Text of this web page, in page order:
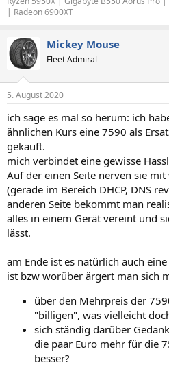
| Radeon 6900XT
Mickey Mouse
Fleet Admiral
5. August 2020
ich sage es mal so herum: ich
ähnlichen Kurs eine 7590 als
gekauft.
mich verbindet eine gewisse
Auf der einen Seite nerven sie
(gerade im Bereich DHCP, DNS
anderen Seite bekommt man
alles in einem Gerät vereint und
lässt.
am Ende ist es natürlich auch
ist bzw worüber ärgert man sich
über den Mehrpreis der
"billigen", was vielleicht
sich ständig darüber
die paar Euro mehr für die
besser?